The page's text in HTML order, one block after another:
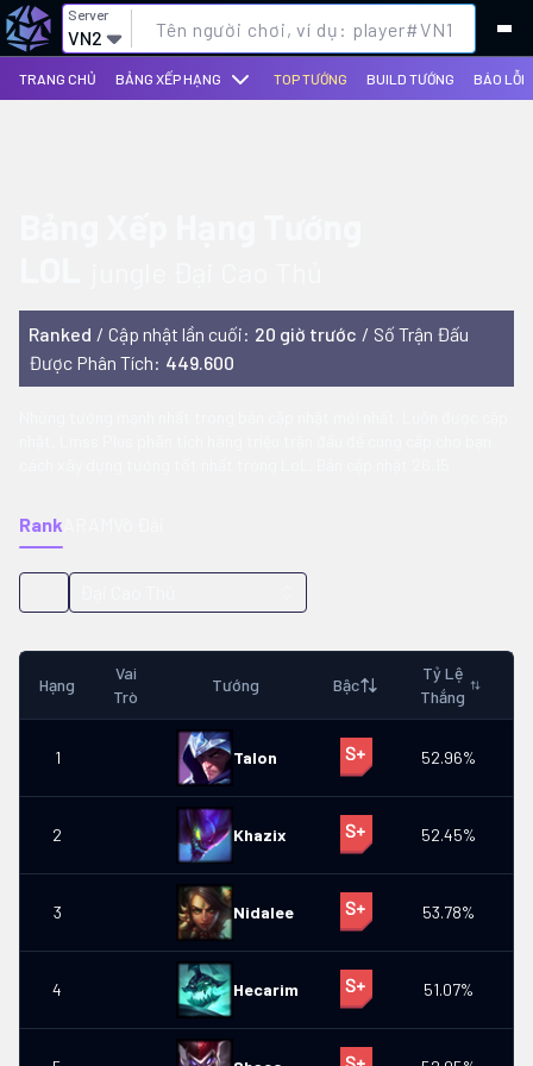
Server
VN2
TRANG CHỦ BẢNG XẾP HẠNG TOP TƯỚNG BUILD TƯỚNG BÁO LỖI
Ranked / Cập nhật lần cuối: 20 giờ trước / Số Trận Đấu
Được Phân Tích: 449.600
Rank
Hạng
Vai
Trò
Tướng Bậc
Tỷ Lệ
Thắng
1 Talon 52.96%
2 Khazix 52.45%
3 Nidalee 53.78%
4 Hecarim 51.07%